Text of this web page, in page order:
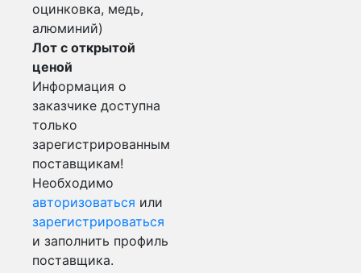
оцинковка, медь,
алюминий)
Лот с открытой
ценой
Информация о
заказчике доступна
только
зарегистрированным
поставщикам!
Необходимо
авторизоваться или
зарегистрироваться
и заполнить профиль
поставщика.